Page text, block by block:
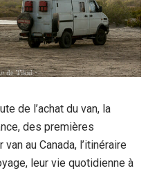
de l’achat du van, la
des premières
au Canada, l’itinéraire
leur vie quotidienne à